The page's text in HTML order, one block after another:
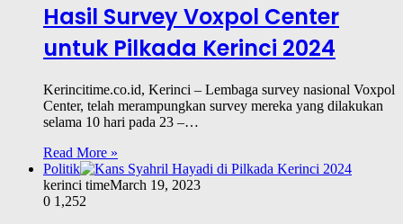
Hasil Survey Voxpol Center
untuk Pilkada Kerinci 2024
Kerincitime.co.id, Kerinci – Lembaga survey nasional Voxpol
Center, telah merampungkan survey mereka yang dilakukan
selama 10 hari pada 23 –…
Read More »
Politik
kerinci timeMarch 19, 2023
0 1,252